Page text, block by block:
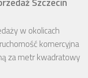
w okolicach
komercyjna
za metr kwadratowy